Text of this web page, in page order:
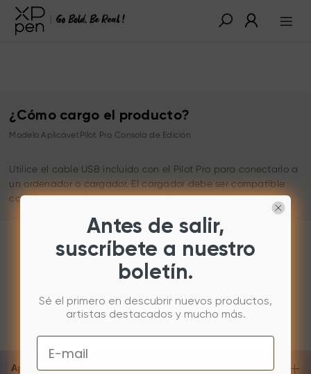
¿Cómo cargo el producto?
Modelo Aplicável:Pilot Pro Consola de Edición
Utilice el cable USB incluido con el Pilot Pro para conectarlo a
un ordenador o cargador. El cargador debe ser compatible
con el voltaje y la corriente especificados en el embalaje.
Apoyo y ayuda
Antes de salir,
suscríbete a nuestro
boletín.
Sé el primero en descubrir nuevos productos,
artistas destacados y mucho más.
Email